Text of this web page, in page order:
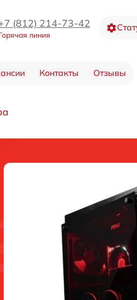
(812) 214-73-42
линия
Контакты Отзывы